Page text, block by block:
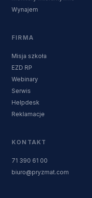
Wynajem
FIRMA
Misja szkoła
EZD RP
Webinary
Serwis
Helpdesk
Reklamacje
KONTAKT
71 390 61 00
biuro@pryzmat.com